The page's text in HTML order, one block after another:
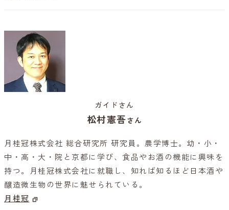
ガイドさん
松村憲吾さん
月桂冠株式会社 総合研究所 研究員。農学博士。幼・小・
中・高・大・院と京都に学び、食品やお酒の機能に興味を
持つ。月桂冠株式会社に就職し、知れば知るほど日本酒や
醸造微生物の世界に魅せられている。
月桂冠